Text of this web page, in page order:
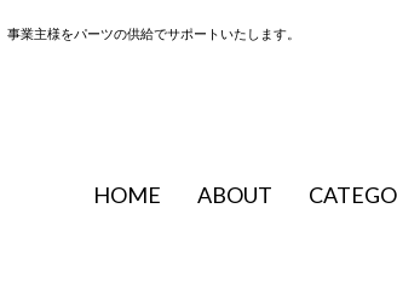
業主様をパーツの供給でサポートいたします。
HOME ABOUT